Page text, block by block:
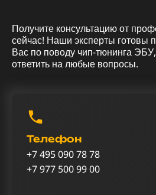
Получите консультацию от
сейчас! Наши эксперты готовы
Вас по поводу чип-тюнинга
ответить на любые вопросы.
Телефон
+7 495 090 78 78
+7 977 500 99 00